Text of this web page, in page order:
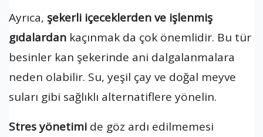
Ayrıca, şekerli içeceklerden ve işlenmiş
gıdalardan kaçınmak da çok önemlidir. Bu tür
besinler kan şekerinde ani dalgalanmalara
neden olabilir. Su, yeşil çay ve doğal meyve
suları gibi sağlıklı alternatiflere yönelin.
Stres yönetimi de göz ardı edilmemesi